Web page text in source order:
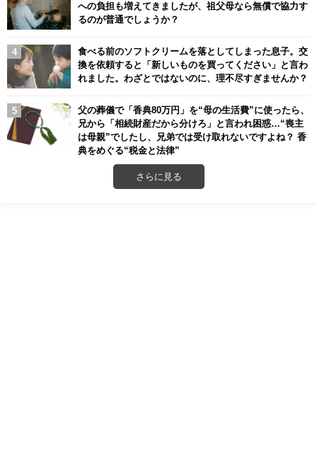
への負担も増えてきましたが、祖父母なら無償で協力す
るのが普通でしょうか？
食べる前のソフトクリームを落としてしまった息子。交
換を依頼すると「新しいものを買ってください」と言わ
れました。わざとではないのに、理不尽すぎませんか？
父の葬儀で「香典80万円」を“母の生活費”に使ったら、
兄から「相続財産だから分けろ」と言われ困惑…“喪主
は母親”でしたし、兄弟では受け取れないですよね？ 香
典をめぐる“税金と法律”
さらに見る